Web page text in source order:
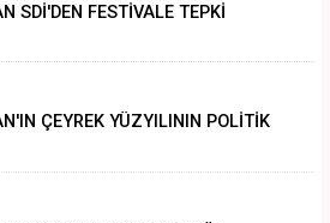
SDİ'DEN FESTİVALE TEPKİ
ÇEYREK YÜZYILININ POLİTİK